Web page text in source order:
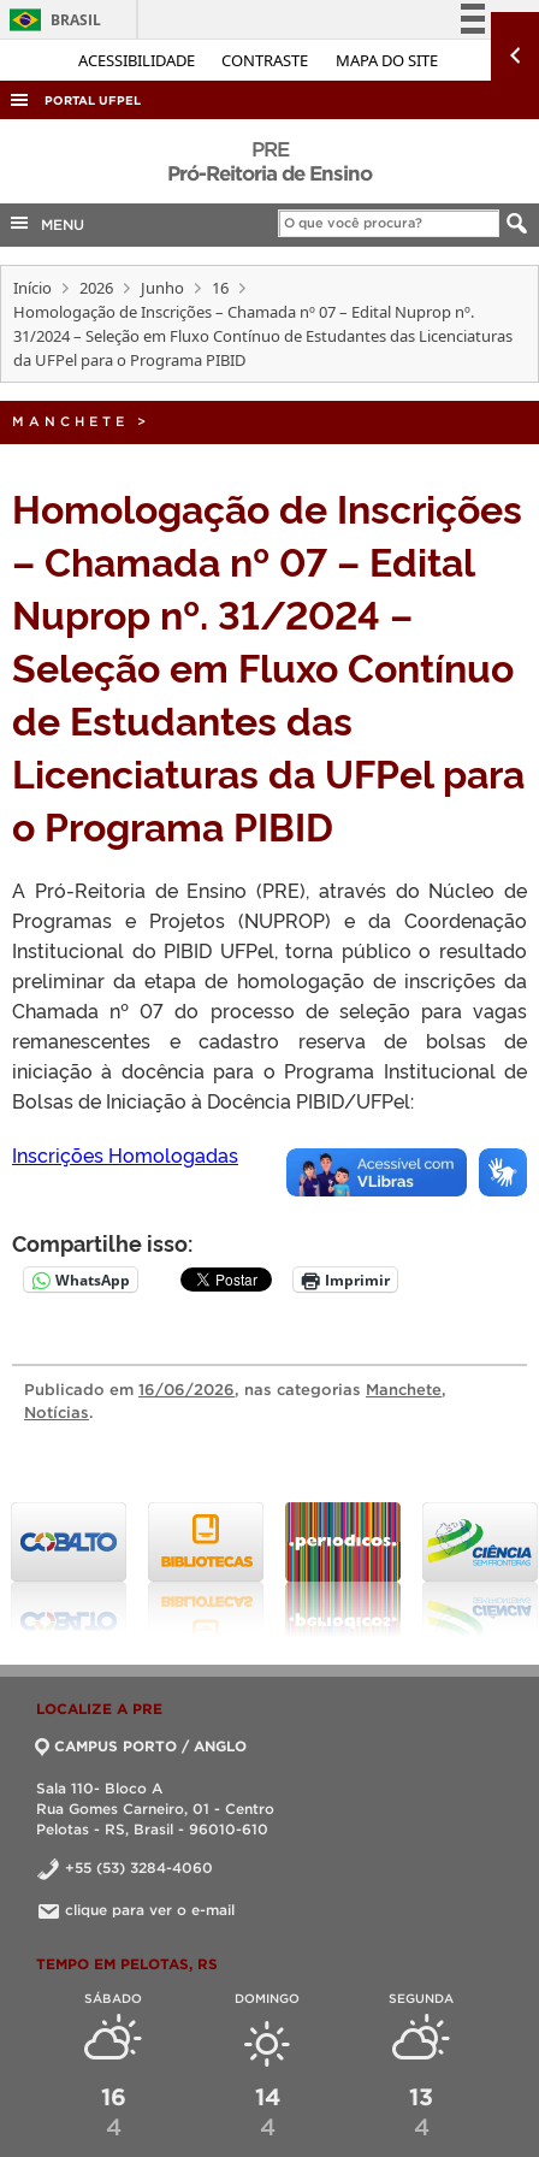
ACESSIBILIDADE CONTRASTE MAPA DO SITE
BRASIL
Simplifique!
Acesso à informação
Legislação
Canais
PORTAL UFPEL
COBALTO
CONCURSOS
EDITAIS
INTERNACIONAL
OUVIDORIA
PORTARIAS
PRE
Pró-Reitoria de Ensino
MENU
Início 2026 Junho
16
Homologação de Inscrições – Chamada nº 07 – Edital Nuprop nº.
31/2024 – Seleção em Fluxo Contínuo de Estudantes das Licenciaturas
da UFPel para o Programa PIBID
MANCHETE >
Homologação de Inscrições
– Chamada nº 07 – Edital
Nuprop nº. 31/2024 –
Seleção em Fluxo Contínuo
de Estudantes das
Licenciaturas da UFPel para
o Programa PIBID
A Pró-Reitoria de Ensino (PRE), através do Núcleo de
Programas e Projetos (NUPROP) e da Coordenação
Institucional do PIBID UFPel, torna público o resultado
preliminar da etapa de homologação de inscrições da
Chamada nº 07 do processo de seleção para vagas
remanescentes e cadastro reserva de bolsas de
iniciação à docência para o Programa Institucional de
Bolsas de Iniciação à Docência PIBID/UFPel:
Inscrições Homologadas
Compartilhe isso:
WhatsApp Imprimir
Publicado em 16/06/2026, nas categorias Manchete,
Notícias.
LOCALIZE A PRE
CAMPUS PORTO / ANGLO
Sala 110- Bloco A
Rua Gomes Carneiro, 01 - Centro
Pelotas - RS, Brasil - 96010-610
+55 (53) 3284-4060
clique para ver o e-mail
TEMPO EM PELOTAS, RS
SÁBADO
16
4
DOMINGO
14
4
SEGUNDA
13
4